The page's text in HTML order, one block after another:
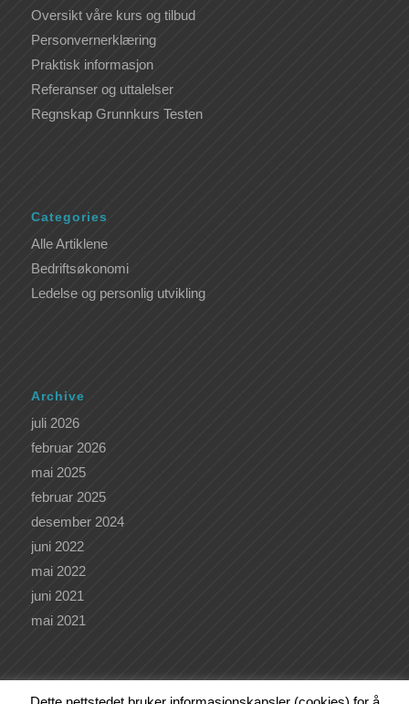
Oversikt våre kurs og tilbud
Personvernerklæring
Praktisk informasjon
Referanser og uttalelser
Regnskap Grunnkurs Testen
Categories
Alle Artiklene
Bedriftsøkonomi
Ledelse og personlig utvikling
Archive
juli 2026
februar 2026
mai 2025
februar 2025
desember 2024
juni 2022
mai 2022
juni 2021
mai 2021